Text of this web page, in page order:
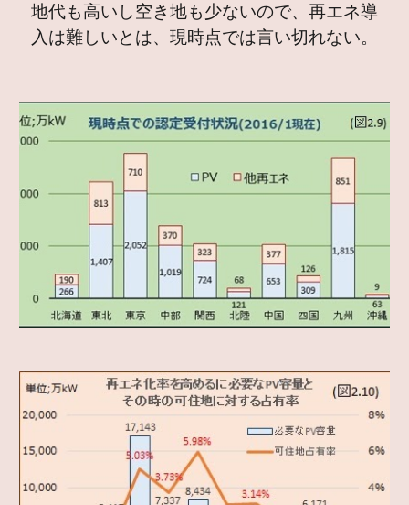
地代も高いし空き地も少ないので、再エネ導
入は難しいとは、現時点では言い切れない。